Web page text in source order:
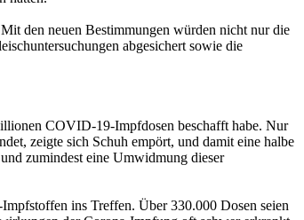
den neuen Bestimmungen würden nicht nur die
abgesichert sowie die
COVID-19-Impfdosen beschafft habe. Nur
zeigte sich Schuh empört, und damit eine halbe
zumindest eine Umwidmung dieser
ins Treffen. Über 330.000 Dosen seien